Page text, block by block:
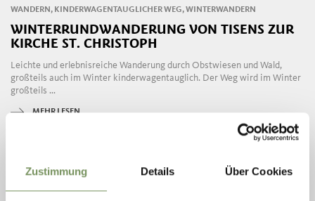
Zustimmung Details Über Cookies
WANDERN, KINDERWAGENTAUGLICHER WEG, WINTERWANDERN
WINTERRUNDWANDERUNG VON TISENS ZUR
KIRCHE ST. CHRISTOPH
Leichte und erlebnisreiche Wanderung durch Obstwiesen und Wald,
großteils auch im Winter kinderwagentauglich. Der Weg wird im Winter
großteils ...
MEHR LESEN